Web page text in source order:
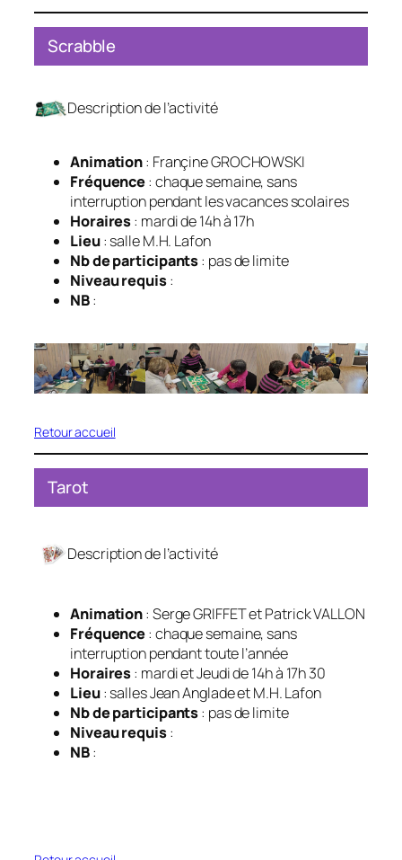
Scrabble
Description de l’activité
Animation: Françine GROCHOWSKI
Fréquence: chaque semaine, sans
interruption pendant les vacances scolaires
Horaires: mardi de 14h à 17h
Lieu: salle M.H. Lafon
Nb de participants: pas de limite
Niveau requis:
NB:
Retour accueil
Tarot
Description de l’activité
Animation: Serge GRIFFET et Patrick VALLON
Fréquence: chaque semaine, sans
interruption pendant toute l’année
Horaires: mardi et Jeudi de 14h à 17h 30
Lieu: salles Jean Anglade et M.H. Lafon
Nb de participants: pas de limite
Niveau requis:
NB: